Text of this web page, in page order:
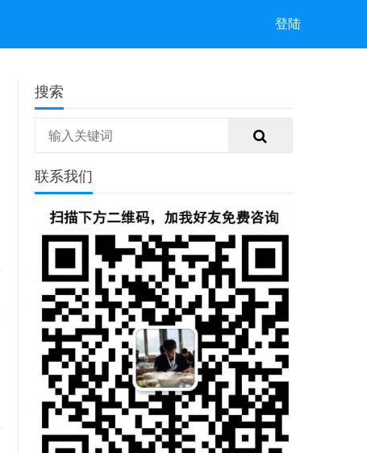
登陆
搜索
联系我们